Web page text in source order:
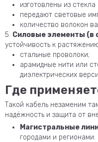
изготовлены из
передают световые
количество волокон
5. Силовые элементы (в
устойчивость к
стальные проволоки;
арамидные нити или
диэлектрических
Где
Такой кабель незаменим
надёжность и защита от
Магистральные
городами и регионами.